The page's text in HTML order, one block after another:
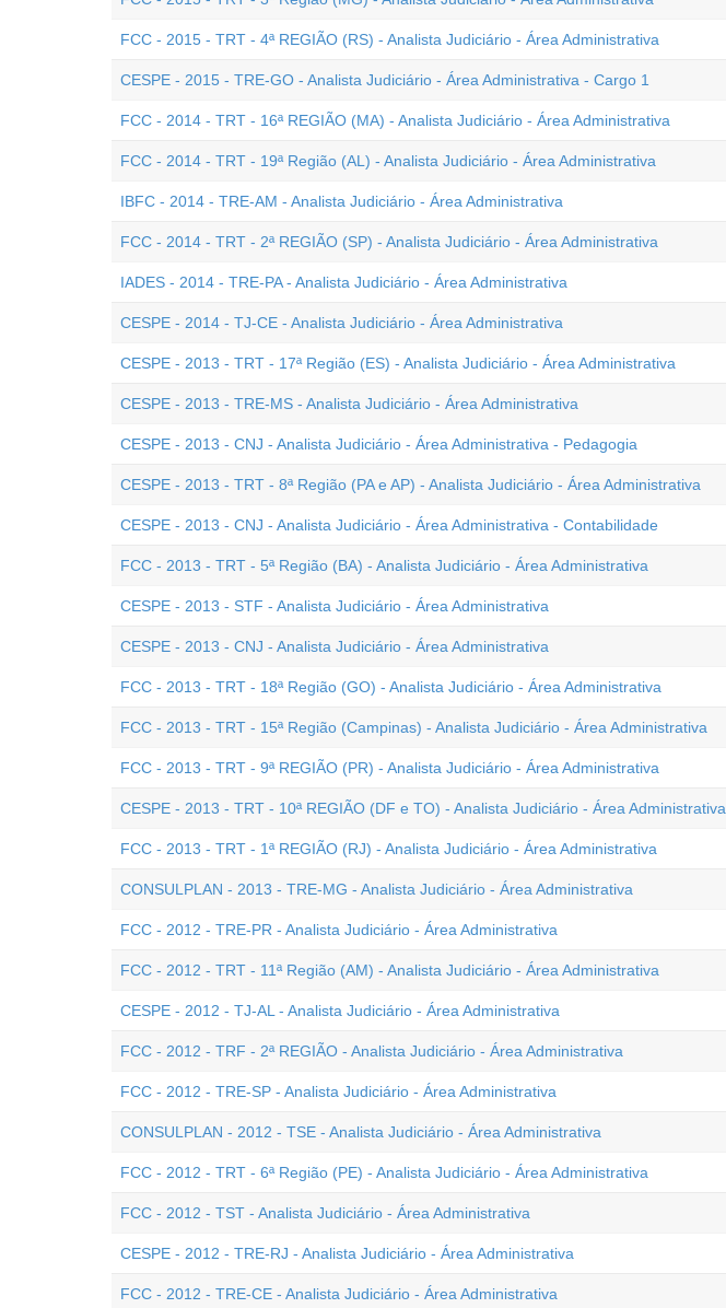
FCC - 2015 - TRT - 4ª REGIÃO (RS) - Analista Judiciário - Área Administrativa
CESPE - 2015 - TRE-GO - Analista Judiciário - Área Administrativa - Cargo 1
FCC - 2014 - TRT - 16ª REGIÃO (MA) - Analista Judiciário - Área Administrativa
FCC - 2014 - TRT - 19ª Região (AL) - Analista Judiciário - Área Administrativa
IBFC - 2014 - TRE-AM - Analista Judiciário - Área Administrativa
FCC - 2014 - TRT - 2ª REGIÃO (SP) - Analista Judiciário - Área Administrativa
IADES - 2014 - TRE-PA - Analista Judiciário - Área Administrativa
CESPE - 2014 - TJ-CE - Analista Judiciário - Área Administrativa
CESPE - 2013 - TRT - 17ª Região (ES) - Analista Judiciário - Área Administrativa
CESPE - 2013 - TRE-MS - Analista Judiciário - Área Administrativa
CESPE - 2013 - CNJ - Analista Judiciário - Área Administrativa - Pedagogia
CESPE - 2013 - TRT - 8ª Região (PA e AP) - Analista Judiciário - Área Administrativa
CESPE - 2013 - CNJ - Analista Judiciário - Área Administrativa - Contabilidade
FCC - 2013 - TRT - 5ª Região (BA) - Analista Judiciário - Área Administrativa
CESPE - 2013 - STF - Analista Judiciário - Área Administrativa
CESPE - 2013 - CNJ - Analista Judiciário - Área Administrativa
FCC - 2013 - TRT - 18ª Região (GO) - Analista Judiciário - Área Administrativa
FCC - 2013 - TRT - 15ª Região (Campinas) - Analista Judiciário - Área Administrativa
FCC - 2013 - TRT - 9ª REGIÃO (PR) - Analista Judiciário - Área Administrativa
CESPE - 2013 - TRT - 10ª REGIÃO (DF e TO) - Analista Judiciário - Área Administrativa
FCC - 2013 - TRT - 1ª REGIÃO (RJ) - Analista Judiciário - Área Administrativa
CONSULPLAN - 2013 - TRE-MG - Analista Judiciário - Área Administrativa
FCC - 2012 - TRE-PR - Analista Judiciário - Área Administrativa
FCC - 2012 - TRT - 11ª Região (AM) - Analista Judiciário - Área Administrativa
CESPE - 2012 - TJ-AL - Analista Judiciário - Área Administrativa
FCC - 2012 - TRF - 2ª REGIÃO - Analista Judiciário - Área Administrativa
FCC - 2012 - TRE-SP - Analista Judiciário - Área Administrativa
CONSULPLAN - 2012 - TSE - Analista Judiciário - Área Administrativa
FCC - 2012 - TRT - 6ª Região (PE) - Analista Judiciário - Área Administrativa
FCC - 2012 - TST - Analista Judiciário - Área Administrativa
CESPE - 2012 - TRE-RJ - Analista Judiciário - Área Administrativa
FCC - 2012 - TRE-CE - Analista Judiciário - Área Administrativa